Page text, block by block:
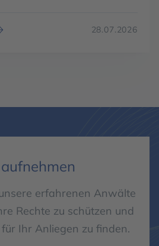
28.07.2026
erfahrenen Anwälte
Rechte zu schützen und
Ihr Anliegen zu finden.